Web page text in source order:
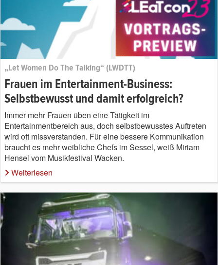
„Let Women Do The Talking“ (LWDTT)
Frauen im Entertainment-Business:
Selbstbewusst und damit erfolgreich?
Immer mehr Frauen üben eine Tätigkeit im
Entertainmentbereich aus, doch selbstbewusstes Auftreten
wird oft missverstanden. Für eine bessere Kommunikation
braucht es mehr weibliche Chefs im Sessel, weiß Miriam
Hensel vom Musikfestival Wacken.
Weiterlesen